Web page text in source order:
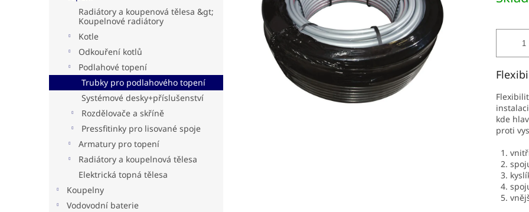
Radiátory a koupenová tělesa &gt;
Koupelnové radiátory
Kotle
Odkouření kotlů
Podlahové topení
Trubky pro podlahového topení
Systémové desky+příslušenství
Rozdělovače a skříně
Pressfitinky pro lisované spoje
Armatury pro topení
Radiátory a koupelnová tělesa
Elektrická topná tělesa
Koupelny
Vodovodní baterie
hvězdiček.
kde
proti
1.
2.
3.
4.
5.